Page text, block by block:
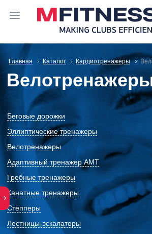
Главная Каталог Кардиотренажеры
Беговые дорожки
Эллиптические тренажеры
Велотренажеры
Адаптивный тренажер АМТ
Гребные тренажеры
Канатные тренажеры
Степперы
Лестницы-эскалаторы